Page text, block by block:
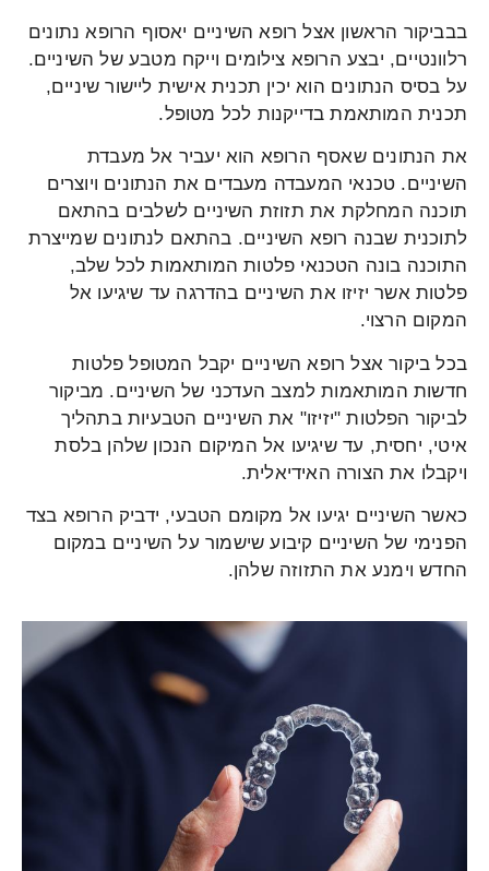
בבביקור הראשון אצל רופא השיניים יאסוף הרופא נתונים
רלוונטיים, יבצע הרופא צילומים וייקח מטבע של השיניים.
על בסיס הנתונים הוא יכין תכנית אישית ליישור שיניים,
תכנית המותאמת בדייקנות לכל מטופל.
את הנתונים שאסף הרופא הוא יעביר אל מעבדת
השיניים. טכנאי המעבדה מעבדים את הנתונים ויוצרים
תוכנה המחלקת את תזוזת השיניים לשלבים בהתאם
לתוכנית שבנה רופא השיניים. בהתאם לנתונים שמייצרת
התוכנה בונה הטכנאי פלטות המותאמות לכל שלב,
פלטות אשר יזיזו את השיניים בהדרגה עד שיגיעו אל
המקום הרצוי.
בכל ביקור אצל רופא השיניים יקבל המטופל פלטות
חדשות המותאמות למצב העדכני של השיניים. מביקור
לביקור הפלטות "יזיזו" את השיניים הטבעיות בתהליך
איטי, יחסית, עד שיגיעו אל המיקום הנכון שלהן בלסת
ויקבלו את הצורה האידיאלית.
כאשר השיניים יגיעו אל מקומם הטבעי, ידביק הרופא בצד
הפנימי של השיניים קיבוע שישמור על השיניים במקום
החדש וימנע את התזוזה שלהן.